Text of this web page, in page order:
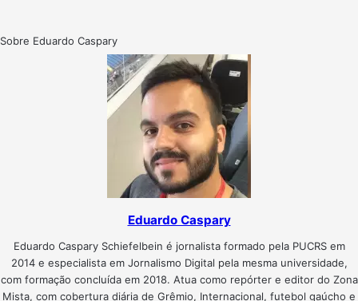
Sobre Eduardo Caspary
Eduardo Caspary
Eduardo Caspary Schiefelbein é jornalista formado pela PUCRS em
2014 e especialista em Jornalismo Digital pela mesma universidade,
com formação concluída em 2018. Atua como repórter e editor do Zona
Mista, com cobertura diária de Grêmio, Internacional, futebol gaúcho e